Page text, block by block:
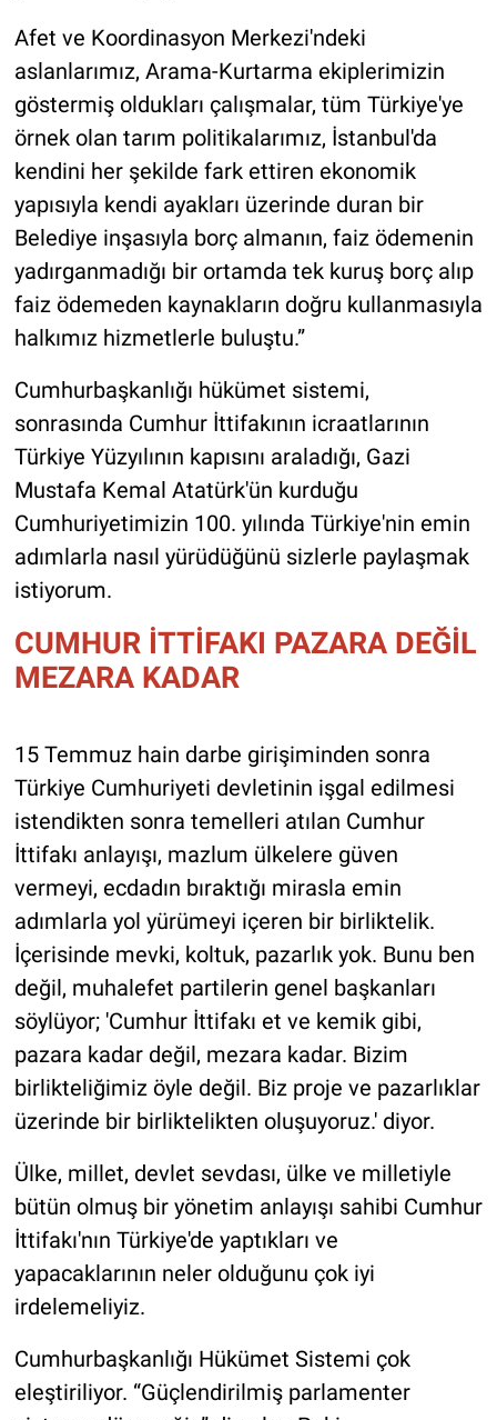
Afet ve Koordinasyon Merkezi'ndeki
aslanlarımız, Arama-Kurtarma ekiplerimizin
göstermiş oldukları çalışmalar, tüm Türkiye'ye
örnek olan tarım politikalarımız, İstanbul'da
kendini her şekilde fark ettiren ekonomik
yapısıyla kendi ayakları üzerinde duran bir
Belediye inşasıyla borç almanın, faiz ödemenin
yadırganmadığı bir ortamda tek kuruş borç alıp
faiz ödemeden kaynakların doğru kullanmasıyla
halkımız hizmetlerle buluştu.”
Cumhurbaşkanlığı hükümet sistemi,
sonrasında Cumhur İttifakının icraatlarının
Türkiye Yüzyılının kapısını araladığı, Gazi
Mustafa Kemal Atatürk'ün kurduğu
Cumhuriyetimizin 100. yılında Türkiye'nin emin
adımlarla nasıl yürüdüğünü sizlerle paylaşmak
istiyorum.
CUMHUR İTTİFAKI PAZARA DEĞİL
MEZARA KADAR
15 Temmuz hain darbe girişiminden sonra
Türkiye Cumhuriyeti devletinin işgal edilmesi
istendikten sonra temelleri atılan Cumhur
İttifakı anlayışı, mazlum ülkelere güven
vermeyi, ecdadın bıraktığı mirasla emin
adımlarla yol yürümeyi içeren bir birliktelik.
İçerisinde mevki, koltuk, pazarlık yok. Bunu ben
değil, muhalefet partilerin genel başkanları
söylüyor; 'Cumhur İttifakı et ve kemik gibi,
pazara kadar değil, mezara kadar. Bizim
birlikteliğimiz öyle değil. Biz proje ve pazarlıklar
üzerinde bir birliktelikten oluşuyoruz.' diyor.
Ülke, millet, devlet sevdası, ülke ve milletiyle
bütün olmuş bir yönetim anlayışı sahibi Cumhur
İttifakı'nın Türkiye'de yaptıkları ve
yapacaklarının neler olduğunu çok iyi
irdelemeliyiz.
Cumhurbaşkanlığı Hükümet Sistemi çok
eleştiriliyor. “Güçlendirilmiş parlamenter